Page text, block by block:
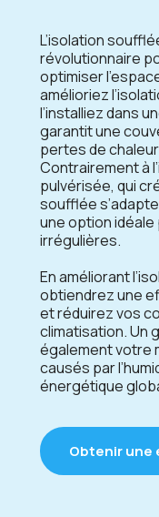
L’isolation
révolutionnaire
optimiser
amélioriez
l’installiez dans
garantit une
pertes de
Contrairement à
pulvérisée, qui
soufflée
une option
irrégulières.
En améliorant
obtiendrez une
et réduirez vos
climatisation. Un
également votre
causés par
énergétique
Obtenir